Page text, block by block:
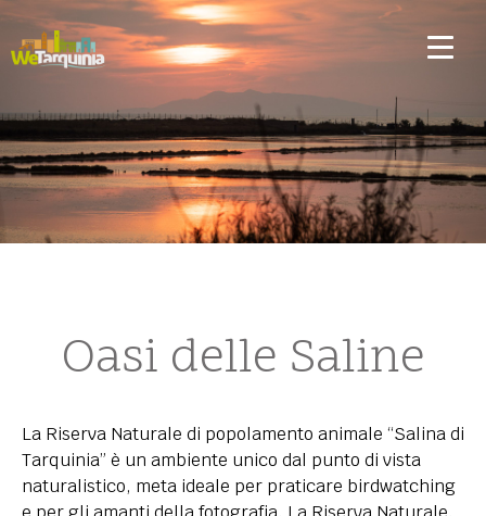
Oasi delle Saline
La Riserva Naturale di popolamento animale “Salina di
Tarquinia” è un ambiente unico dal punto di vista
naturalistico, meta ideale per praticare birdwatching